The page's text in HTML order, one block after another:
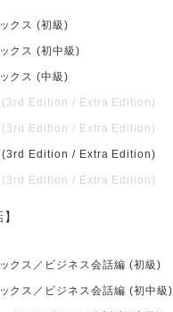
クス (初級)
クス (初中級)
クス (中級)
Edition / Extra Edition)
Edition / Extra Edition)
Edition / Extra Edition)
Edition / Extra Edition)
クス／ビジネス会話編 (初級)
クス／ビジネス会話編 (初中級)